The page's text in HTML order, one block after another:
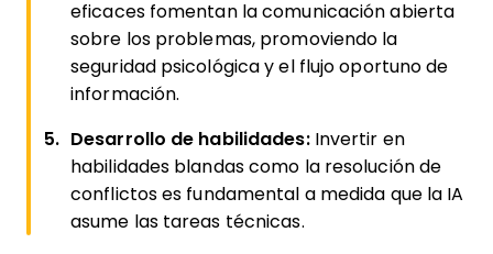
eficaces fomentan la comunicación abierta
sobre los problemas, promoviendo la
seguridad psicológica y el flujo oportuno de
información.
Desarrollo de habilidades: Invertir en
habilidades blandas como la resolución de
conflictos es fundamental a medida que la IA
asume las tareas técnicas.